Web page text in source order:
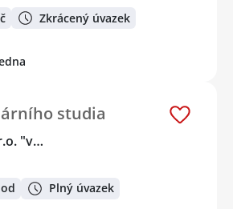
Zkrácený úvazek
studia
"v…
Plný úvazek